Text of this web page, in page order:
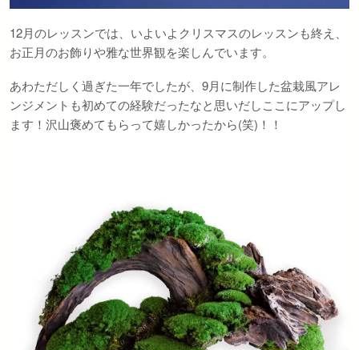
12月のレッスンでは、いよいよクリスマスのレッスンも終え、
お正月のお飾りや雅な世界観を楽しんでいます。
あわただしく過ぎた一年でしたが、9月に制作した盆栽風アレ
ンジメントも初めての経験だったなと思いだしここにアップし
ます！沢山褒めてもらって嬉しかったから(笑)！！